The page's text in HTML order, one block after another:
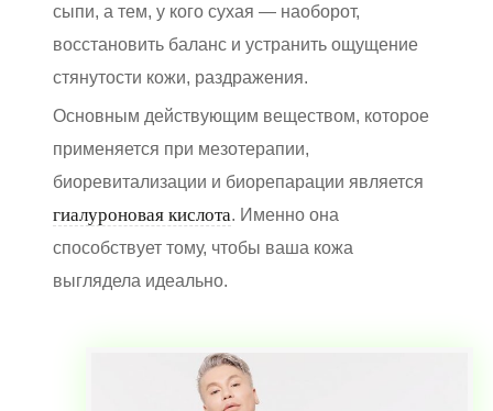
сыпи, а тем, у кого сухая — наоборот,
восстановить баланс и устранить ощущение
стянутости кожи, раздражения.
Основным действующим веществом, которое
применяется при мезотерапии,
биоревитализации и биорепарации является
гиалуроновая кислота. Именно она
способствует тому, чтобы ваша кожа
выглядела идеально.